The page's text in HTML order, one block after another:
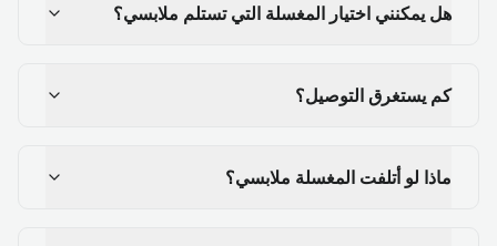
هل يمكنني اختيار المغسلة التي تستلم ملابسي؟
كم يستغرق التوصيل؟
ماذا لو أتلفت المغسلة ملابسي؟